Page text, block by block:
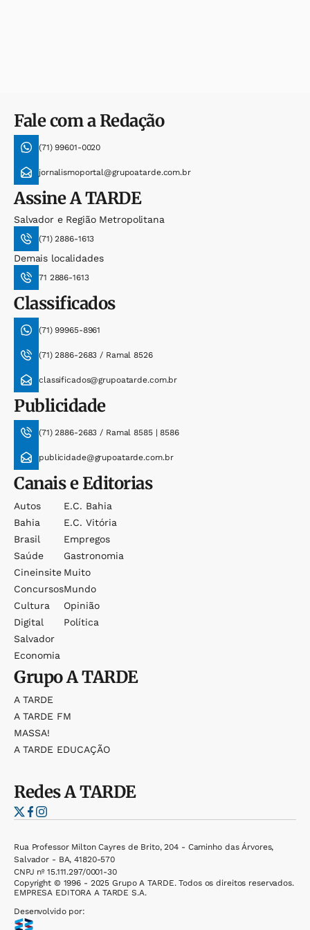
Fale com a Redação
(71) 99601-0020
jornalismoportal@grupoatarde.com.br
AssineA TARDE
Salvador e Região Metropolitana
(71) 2886-1613
Demais localidades
71 2886-1613
Classificados
(71) 99965-8961
(71) 2886-2683 / Ramal 8526
classificados@grupoatarde.com.br
Publicidade
(71) 2886-2683 / Ramal 8585 | 8586
publicidade@grupoatarde.com.br
Canais e Editorias
Autos
Bahia
Brasil
Saúde
Cineinsite
Concursos
Cultura
Digital
Salvador
Economia
E.c. Bahia
E.c. Vitória
Empregos
Gastronomia
Muito
Mundo
Opinião
Política
GrupoA TARDE
A TARDE
A TARDE FM
MASSA!
A TARDE EDUCAÇÃO
RedesA TARDE
Rua Professor Milton Cayres de Brito, 204 - Caminho das Árvores,
Salvador - BA, 41820-570
CNPJ nº 15.111.297/0001-30
Copyright © 1996 - 2025 Grupo A TARDE. Todos os direitos reservados.
EMPRESA EDITORA A TARDE S.A.
Desenvolvido por: